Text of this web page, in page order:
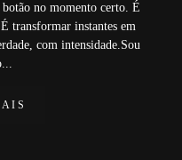
no momento certo. É
transformar instantes em
com intensidade.Sou